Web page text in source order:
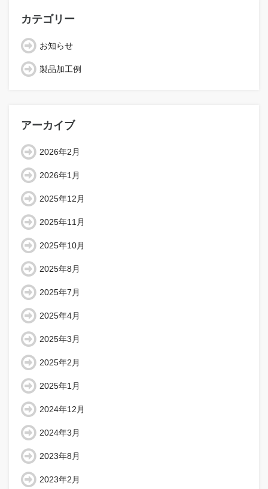
カテゴリー
お知らせ
製品加工例
アーカイブ
2026年2月
2026年1月
2025年12月
2025年11月
2025年10月
2025年8月
2025年7月
2025年4月
2025年3月
2025年2月
2025年1月
2024年12月
2024年3月
2023年8月
2023年2月